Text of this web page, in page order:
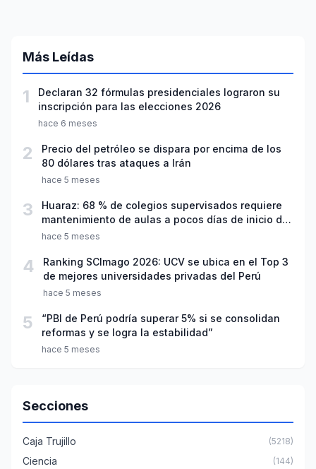
Más Leídas
1
Declaran 32 fórmulas presidenciales lograron su
inscripción para las elecciones 2026
hace 6 meses
2
Precio del petróleo se dispara por encima de los
80 dólares tras ataques a Irán
hace 5 meses
3
Huaraz: 68 % de colegios supervisados requiere
mantenimiento de aulas a pocos días de inicio del
año escolar 2026
hace 5 meses
4
Ranking SCImago 2026: UCV se ubica en el Top 3
de mejores universidades privadas del Perú
hace 5 meses
5
“PBI de Perú podría superar 5% si se consolidan
reformas y se logra la estabilidad”
hace 5 meses
Secciones
Caja Trujillo (5218)
Ciencia (144)